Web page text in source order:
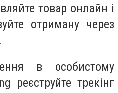
товар онлайн і
отриману через
в особистому
реєструйте трекінг